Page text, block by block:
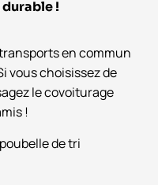
!
en commun
vous choisissez de
le covoiturage
!
de tri